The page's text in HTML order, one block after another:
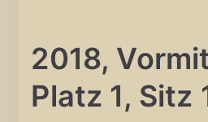
2018,
Platz 1, Sitz